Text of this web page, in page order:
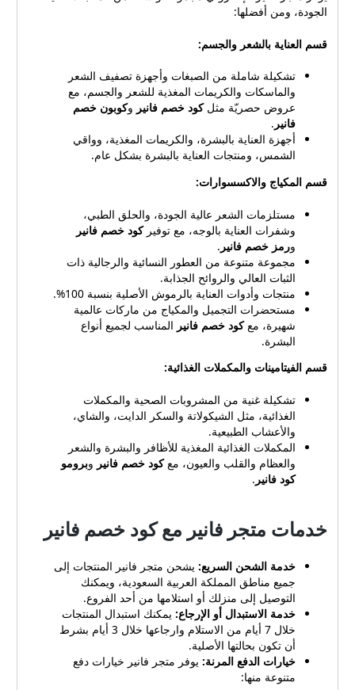
أكواد خصم للمشتركين الجدد
س: هل هناك حد لاستخدام
الاستخدام محدودًا بمتطلبات
الشراء الدنيا أو فئات المنتجات
المعينة أو فترات زمنية محددة.
تحقق دائمًا من شروط وأحكام
كود الخصم قبل استخدامه. س:
هل يمكنني استخدام عدة أكواد
خصم معًا؟ ج: عادةً لا تسمح
متعددة في عملية شراء واحدة.
س: هل هناك أي استثناءات
لخصومات فانير؟ ج: قد لا
تنطبق الخصومات على
العلامات التجارية أو المنتجات
المدرجة في القائمة السوداء أو
منتجات العناية بالبشرة
الموصوفة. س: ماذا أفعل إذا
لم يعمل كود خصم فانير؟ ج:
تحقق مما إذا كان الكود منتهي
اتصل بخدمة عملاء فانير إذا
كنت لا تزال تواجه مشكلات.
س: هل تقدم فانير خصومات أو
عروضًا خاصة أخرى؟ ج: إلى
جانب أكواد الخصم، قد تقدم
فانير عروضًا ترويجية مثل
معينة. وسائل التواصل في
نشط على وسائل التواصل
الاجتماعي، حيث تتوفر لديه
صفحات رسمية على منصات
متعددة مثل فيسبوك وتويتر
وإنستجرام. يستخدم المتجر
هذه المنصات للتفاعل مع
العملاء وتوفير تحديثات حول
المنتجات الجديدة والترقيات
الجودة، ومن أفضلها:
قسم العناية بالشعر والجسم:
تشكيلة شاملة من الصبغات وأجهزة تصفيف الشعر
والماسكات والكريمات المغذية للشعر والجسم، مع
عروض حصريّة مثل كود خصم فانيرو كوبون خصم
فانير.
أجهزة العناية بالبشرة، والكريمات المغذية، وواقي
الشمس، ومنتجات العناية بالبشرة بشكل عام.
قسم المكياج والاكسسوارات:
مستلزمات الشعر عالية الجودة، والحلق الطبي،
وشفرات العناية بالوجه، مع توفيركود خصم فانير
رمز خصم فانير.
مجموعة متنوعة من العطور النسائية والرجالية ذات
الثبات العالي والروائح الجذابة.
منتجات وأدوات العناية بالرموش الأصلية بنسبة 100%.
مستحضرات التجميل والمكياج من ماركات عالمية
شهيرة، معكود خصم فانيرالمناسب لجميع أنواع
البشرة.
قسم الفيتامينات والمكملات الغذائية:
تشكيلة غنية من المشروبات الصحية والمكملات
الغذائية، مثل الشيكولاتة والسكر الدايت، والشاي،
والأعشاب الطبيعية.
المكملات الغذائية المغذية للأظافر والبشرة والشعر
والعظام والقلب والعيون، معكود خصم فانيرو برومو
كود فانير.
خدمات متجر فانير مع كود خصم فانير
خدمة الشحن السريع:يشحن متجر فانير المنتجات إلى
جميع مناطق المملكة العربية السعودية، ويمكنك
التوصيل إلى منزلك أو استلامها من أحد الفروع.
خدمة الاستبدال أو الإرجاع:يمكنك استبدال المنتجات
خلال 7 أيام من الاستلام وارجاعها خلال 3 أيام بشرط
أن تكون بحالتها الأصلية.
خيارات الدفع المرنة:يوفر متجر فانير خيارات دفع
متنوعة منها: